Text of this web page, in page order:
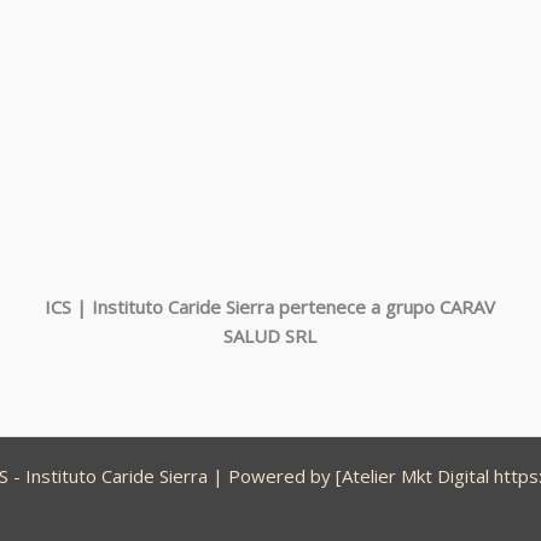
ICS | Instituto Caride Sierra pertenece a grupo CARAV
SALUD SRL
- Instituto Caride Sierra | Powered by [Atelier Mkt Digital